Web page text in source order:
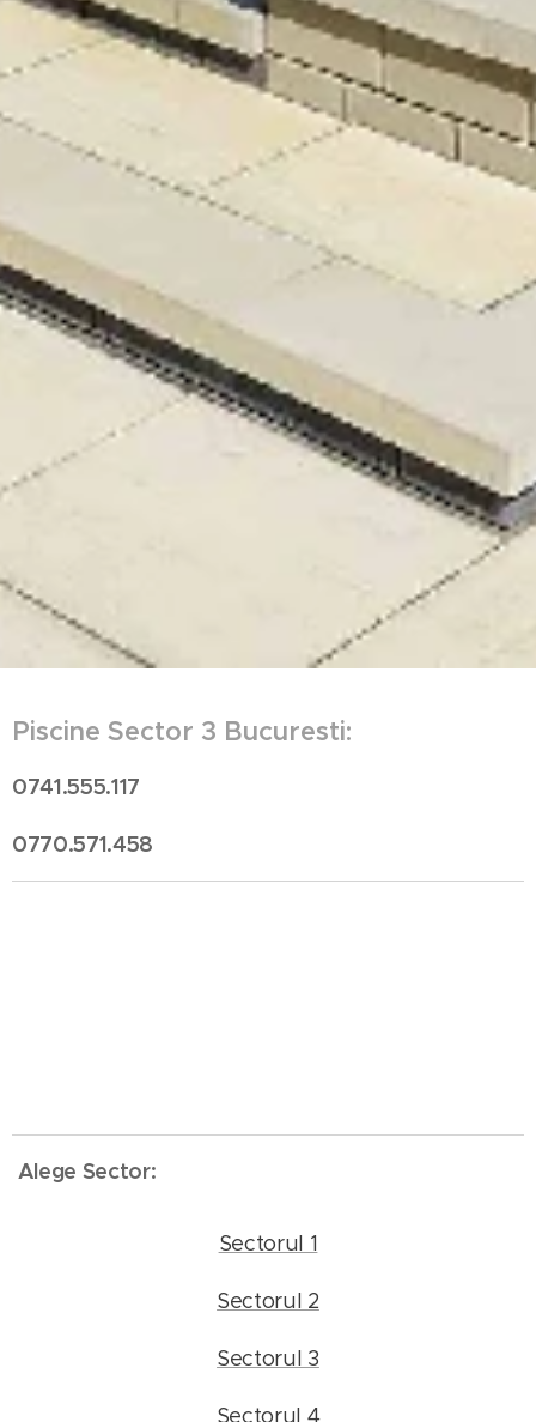
Piscine Sector 3 Bucuresti:
0741.555.117
0770.571.458
Alege Sector:
Sectorul 1
Sectorul 2
Sectorul 3
Sectorul 4